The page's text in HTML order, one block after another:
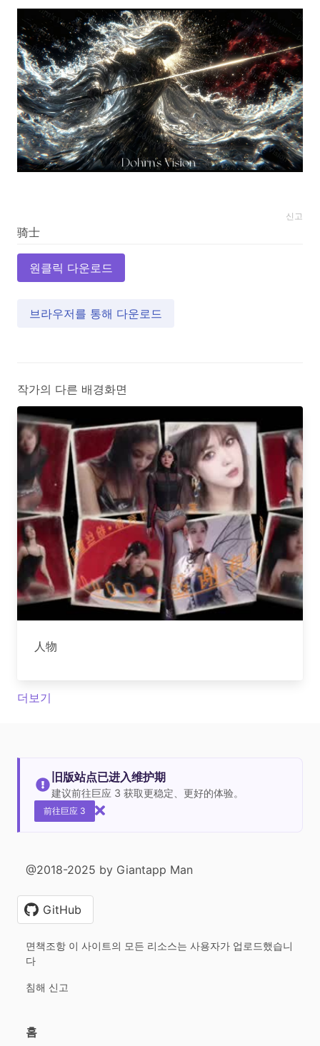
신고
원클릭 다운로드
브라우저를 통해 다운로드
작가의 다른 배경화면
人物
더보기
旧版站点已进入维护期
建议前往巨应 3 获取更稳定、更好的体验。
前往巨应 3
@2018-2025 by Giantapp Man
GitHub
면책조항 이 사이트의 모든 리소스는 사용자가 업로드했습니
다
침해 신고
홈